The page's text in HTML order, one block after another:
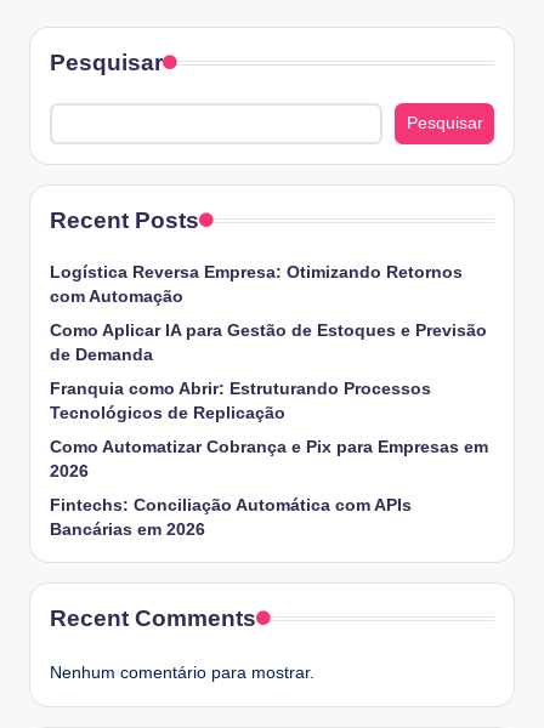
Pesquisar
Pesquisar
Recent Posts
Logística Reversa Empresa: Otimizando Retornos
com Automação
Como Aplicar IA para Gestão de Estoques e Previsão
de Demanda
Franquia como Abrir: Estruturando Processos
Tecnológicos de Replicação
Como Automatizar Cobrança e Pix para Empresas em
2026
Fintechs: Conciliação Automática com APIs
Bancárias em 2026
Recent Comments
Nenhum comentário para mostrar.